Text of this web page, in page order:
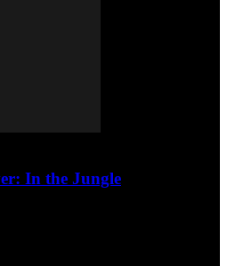
In the Jungle